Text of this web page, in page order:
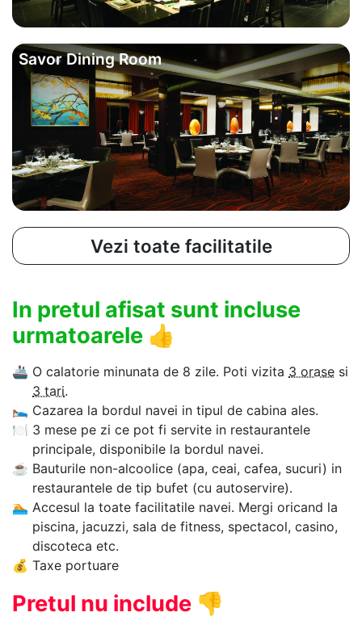
Savor Dining Room
Vezi toate facilitatile
In pretul afisat sunt incluse
urmatoarele 👍
🚢 O calatorie minunata de 8 zile. Poti vizita 3 orase si
3 tari.
🛌 Cazarea la bordul navei in tipul de cabina ales.
🍽 3 mese pe zi ce pot fi servite in restaurantele
principale, disponibile la bordul navei.
☕ Bauturile non-alcoolice (apa, ceai, cafea, sucuri) in
restaurantele de tip bufet (cu autoservire).
🏊‍ Accesul la toate facilitatile navei. Mergi oricand la
piscina, jacuzzi, sala de fitness, spectacol, casino,
discoteca etc.
💰 Taxe portuare
Pretul nu include 👎